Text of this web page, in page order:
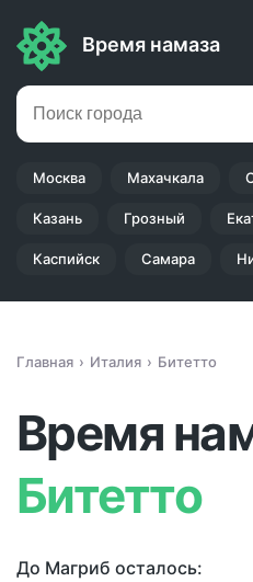
Время намаза
Москва Махачкала
Казань Грозный
Каспийск Самара
Главная Италия Битетто
Время
Битетто
До Магриб осталось: